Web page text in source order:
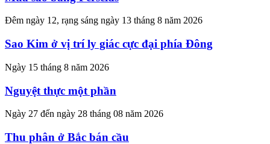
Đêm ngày 12, rạng sáng ngày 13 tháng 8 năm 2026
Sao Kim ở vị trí ly giác cực đại phía Đông
Ngày 15 tháng 8 năm 2026
Nguyệt thực một phần
Ngày 27 đến ngày 28 tháng 08 năm 2026
Thu phân ở Bắc bán cầu